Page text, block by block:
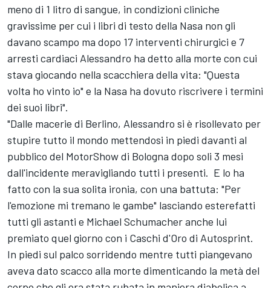
meno di 1 litro di sangue, in condizioni cliniche
gravissime per cui i libri di testo della Nasa non gli
davano scampo ma dopo 17 interventi chirurgici e 7
arresti cardiaci Alessandro ha detto alla morte con cui
stava giocando nella scacchiera della vita: "Questa
volta ho vinto io" e la Nasa ha dovuto riscrivere i termini
dei suoi libri".
"Dalle macerie di Berlino, Alessandro si è risollevato per
stupire tutto il mondo mettendosi in piedi davanti al
pubblico del MotorShow di Bologna dopo soli 3 mesi
dall'incidente meravigliando tutti i presenti. E lo ha
fatto con la sua solita ironia, con una battuta: "Per
l'emozione mi tremano le gambe" lasciando esterefatti
tutti gli astanti e Michael Schumacher anche lui
premiato quel giorno con i Caschi d'Oro di Autosprint.
In piedi sul palco sorridendo mentre tutti piangevano
aveva dato scacco alla morte dimenticando la metà del